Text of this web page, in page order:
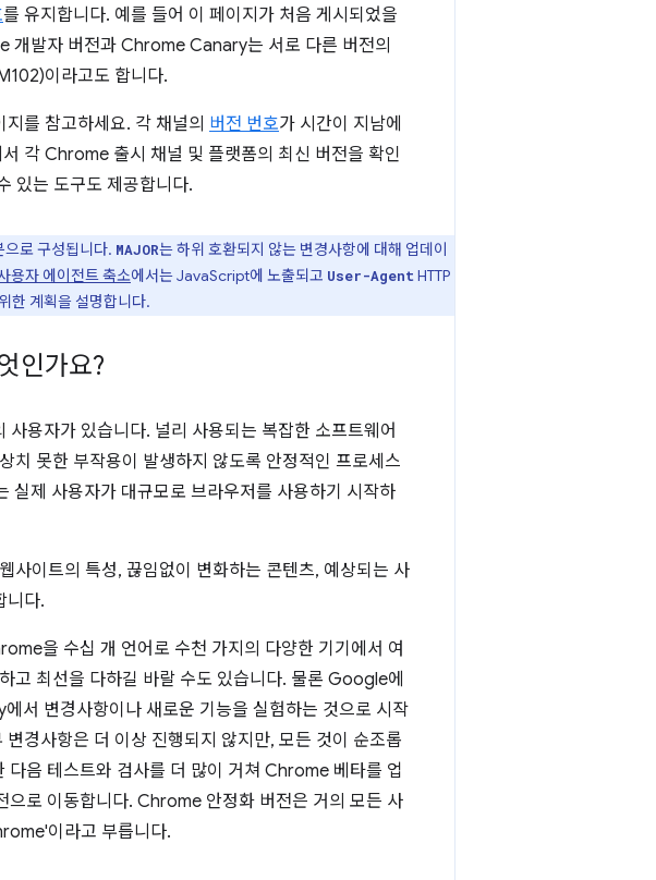
를 유지합니다. 예를 들어 이 페이지가 처음 게시되었을
발자 버전과 Chrome Canary는 서로 다른 버전의
이라고도 합니다.
지를 참고하세요. 각 채널의 버전 번호가 시간이 지남에
서 각 Chrome 출시 채널 및 플랫폼의 최신 버전을 확인
있는 도구도 제공합니다.
으로 구성됩니다. MAJOR는 하위 호환되지 않는 변경사항에 대해 업데이
용자 에이전트 축소에서는 JavaScript에 노출되고 User-Agent HTTP
한 계획을 설명합니다.
인가요?
용자가 있습니다. 널리 사용되는 복잡한 소프트웨어
치 못한 부작용이 발생하지 않도록 안정적인 프로세스
제 사용자가 대규모로 브라우저를 사용하기 시작하
사이트의 특성, 끊임없이 변화하는 콘텐츠, 예상되는 사
니다.
을 수십 개 언어로 수천 가지의 다양한 기기에서 여
고 최선을 다하길 바랄 수도 있습니다. 물론 Google에
서 변경사항이나 새로운 기능을 실험하는 것으로 시작
경사항은 더 이상 진행되지 않지만, 모든 것이 순조롭
음 테스트와 검사를 더 많이 거쳐 Chrome 베타를 업
로 이동합니다. Chrome 안정화 버전은 거의 모든 사
이라고 부릅니다.